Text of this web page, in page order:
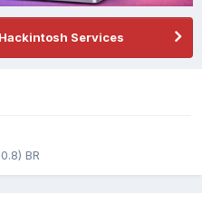
Services
BR